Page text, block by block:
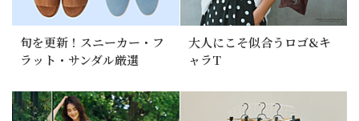
旬を更新！スニーカー・フ
ラット・サンダル厳選
大人にこそ似合うロゴ&キ
ャラT